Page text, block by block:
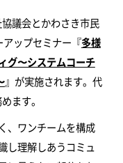
議会とかわさき市民
ップセミナー『多様
グ〜システムコーチ
』が実施されます。代
ます。
、ワンチームを構成
し理解しあうコミュ